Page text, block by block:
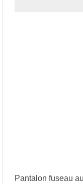
Pantalon fuseau